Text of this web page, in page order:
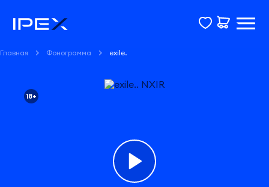
Главная Фонограмма exile.
18+